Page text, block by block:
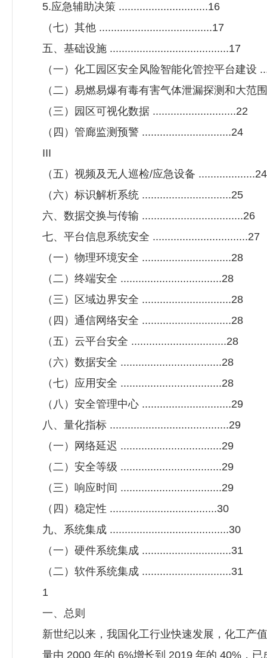
5.应急辅助决策 ..............................16
（七）其他 ......................................17
五、基础设施 ........................................17
（一）化工园区安全风险智能化管控平台建设
（二）易燃易爆有毒有害气体泄漏探测和大范
（三）园区可视化数据 ............................22
（四）管廊监测预警 ..............................24
III
（五）视频及无人巡检/应急设备 ...................24
（六）标识解析系统 ..............................25
六、数据交换与传输 ..................................26
七、平台信息系统安全 ................................27
（一）物理环境安全 ..............................28
（二）终端安全 ..................................28
（三）区域边界安全 ..............................28
（四）通信网络安全 ..............................28
（五）云平台安全 ................................28
（六）数据安全 ..................................28
（七）应用安全 ..................................28
（八）安全管理中心 ..............................29
八、量化指标 ........................................29
（一）网络延迟 ..................................29
（二）安全等级 ..................................29
（三）响应时间 ..................................29
（四）稳定性 ....................................30
九、系统集成 ........................................30
（一）硬件系统集成 ..............................31
（二）软件系统集成 ..............................31
1
一、总则
新世纪以来，我国化工行业快速发展，化工产
量由 2000 年的 6%增长到 2019 年的 40%，已